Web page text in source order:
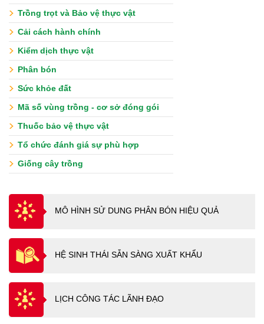
Trồng trọt và Bảo vệ thực vật
Cải cách hành chính
Kiểm dịch thực vật
Phân bón
Sức khỏe đất
Mã số vùng trồng - cơ sở đóng gói
Thuốc bảo vệ thực vật
Tổ chức đánh giá sự phù hợp
Giống cây trồng
MÔ HÌNH SỬ DUNG PHÂN BÓN HIỆU QUẢ
HỆ SINH THÁI SẴN SÀNG XUẤT KHẨU
LỊCH CÔNG TÁC LÃNH ĐẠO